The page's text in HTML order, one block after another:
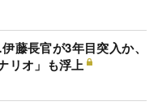
藤長官が3年目突入か、
リオ」も浮上